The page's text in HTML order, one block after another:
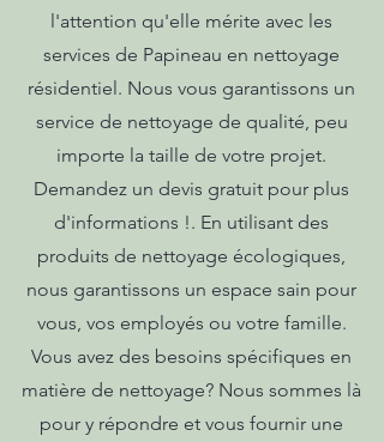
l'attention qu'elle mérite avec les
services de Papineau en nettoyage
résidentiel. Nous vous garantissons un
service de nettoyage de qualité, peu
importe la taille de votre projet.
Demandez un devis gratuit pour plus
d'informations !. En utilisant des
produits de nettoyage écologiques,
nous garantissons un espace sain pour
vous, vos employés ou votre famille.
Vous avez des besoins spécifiques en
matière de nettoyage? Nous sommes là
pour y répondre et vous fournir une